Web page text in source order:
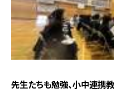
先生たちも勉強、小中連携